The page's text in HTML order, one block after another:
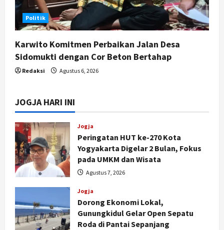
Politik
Karwito Komitmen Perbaikan Jalan Desa
Sidomukti dengan Cor Beton Bertahap
Redaksi Agustus 6, 2026
JOGJA HARI INI
Jogja
Peringatan HUT ke-270 Kota
Yogyakarta Digelar 2 Bulan, Fokus
pada UMKM dan Wisata
Agustus 7, 2026
Jogja
Dorong Ekonomi Lokal,
Gunungkidul Gelar Open Sepatu
Roda di Pantai Sepanjang